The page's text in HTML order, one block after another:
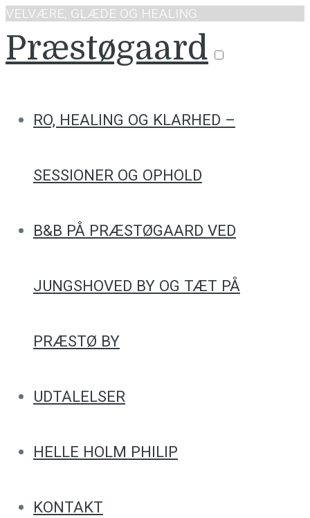
VELVÆRE, GLÆDE OG HEALING
Præstøgaard
RO, HEALING OG KLARHED –
SESSIONER OG OPHOLD
B&B PÅ PRÆSTØGAARD VED
JUNGSHOVED BY OG TÆT PÅ
PRÆSTØ BY
UDTALELSER
HELLE HOLM PHILIP
KONTAKT